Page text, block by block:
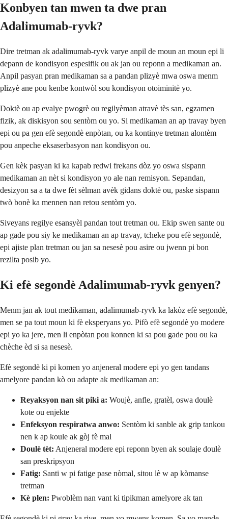
Konbyen tan mwen ta dwe pran
Adalimumab-ryvk?
Dire tretman ak adalimumab-ryvk varye anpil de moun an moun epi li
depann de kondisyon espesifik ou ak jan ou reponn a medikaman an.
Anpil pasyan pran medikaman sa a pandan plizyè mwa oswa menm
plizyè ane pou kenbe kontwòl sou kondisyon otoiminitè yo.
Doktè ou ap evalye pwogrè ou regilyèman atravè tès san, egzamen
fizik, ak diskisyon sou sentòm ou yo. Si medikaman an ap travay byen
epi ou pa gen efè segondè enpòtan, ou ka kontinye tretman alontèm
pou anpeche eksaserbasyon nan kondisyon ou.
Gen kèk pasyan ki ka kapab redwi frekans dòz yo oswa sispann
medikaman an nèt si kondisyon yo ale nan remisyon. Sepandan,
desizyon sa a ta dwe fèt sèlman avèk gidans doktè ou, paske sispann
twò bonè ka mennen nan retou sentòm yo.
Siveyans regilye esansyèl pandan tout tretman ou. Ekip swen sante ou
ap gade pou siy ke medikaman an ap travay, tcheke pou efè segondè,
epi ajiste plan tretman ou jan sa nesesè pou asire ou jwenn pi bon
rezilta posib yo.
Ki efè segondè Adalimumab-ryvk genyen?
Menm jan ak tout medikaman, adalimumab-ryvk ka lakòz efè segondè,
men se pa tout moun ki fè eksperyans yo. Pifò efè segondè yo modere
epi yo ka jere, men li enpòtan pou konnen ki sa pou gade pou ou ka
chèche èd si sa nesesè.
Efè segondè ki pi komen yo anjeneral modere epi yo gen tandans
amelyore pandan kò ou adapte ak medikaman an:
Reyaksyon nan sit piki a: Woujè, anfle, gratèl, oswa doulè
kote ou enjekte
Enfeksyon respiratwa anwo: Sentòm ki sanble ak grip tankou
nen k ap koule ak gòj fè mal
Doulè tèt: Anjeneral modere epi reponn byen ak soulaje doulè
san preskripsyon
Fatig: Santi w pi fatige pase nòmal, sitou lè w ap kòmanse
tretman
Kè plen: Pwoblèm nan vant ki tipikman amelyore ak tan